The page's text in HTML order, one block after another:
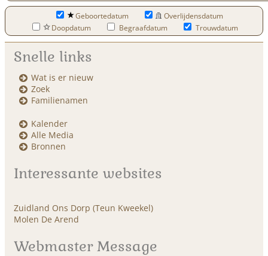
Geboortedatum
Overlijdensdatum
Doopdatum
Begraafdatum Trouwdatum
Snelle links
Wat is er nieuw
Zoek
Familienamen
Kalender
Alle Media
Bronnen
Interessante websites
Zuidland Ons Dorp (Teun Kweekel)
Molen De Arend
Webmaster Message